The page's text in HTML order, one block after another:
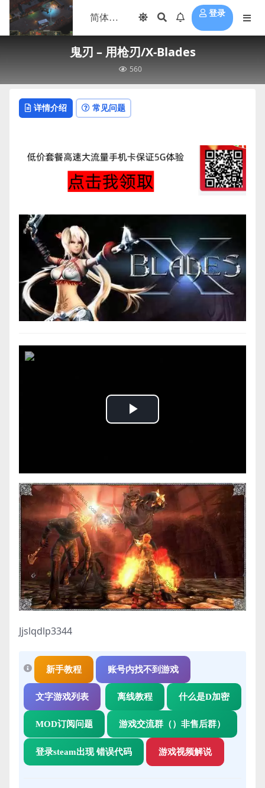
登录
鬼刃 – 用枪刃/X-Blades
560
详情介绍 常见问题
Play
Jjslqdlp3344
新手教程 账号内找不到游戏
文字游戏列表 离线教程 什么是D加密
MOD订阅问题 游戏交流群（）非售后群）
登录steam出现 错误代码 游戏视频解说